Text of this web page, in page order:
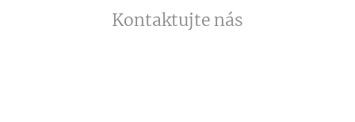
Kontaktujte nás